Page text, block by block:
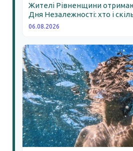
Жителі Рівненщини
Дня Незалежності: хто і
06.08.2026